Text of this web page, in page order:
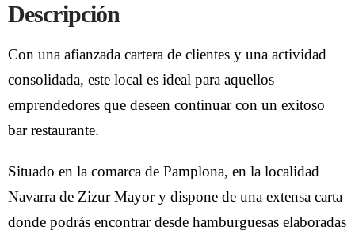
Descripción
Con una afianzada cartera de clientes y una actividad
consolidada, este local es ideal para aquellos
emprendedores que deseen continuar con un exitoso
bar restaurante.
Situado en la comarca de Pamplona, en la localidad
Navarra de Zizur Mayor y dispone de una extensa carta
donde podrás encontrar desde hamburguesas elaboradas